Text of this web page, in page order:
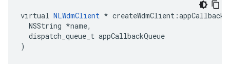
virtual NLWdmClient *
  NSString *name,
  dispatch_queue_t appCallbackQueue
)